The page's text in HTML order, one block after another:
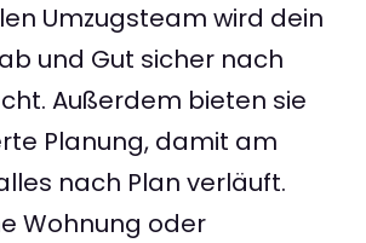
Umzugsteam wird dein
und Gut sicher nach
Außerdem bieten sie
Planung, damit am
nach Plan verläuft.
Wohnung oder